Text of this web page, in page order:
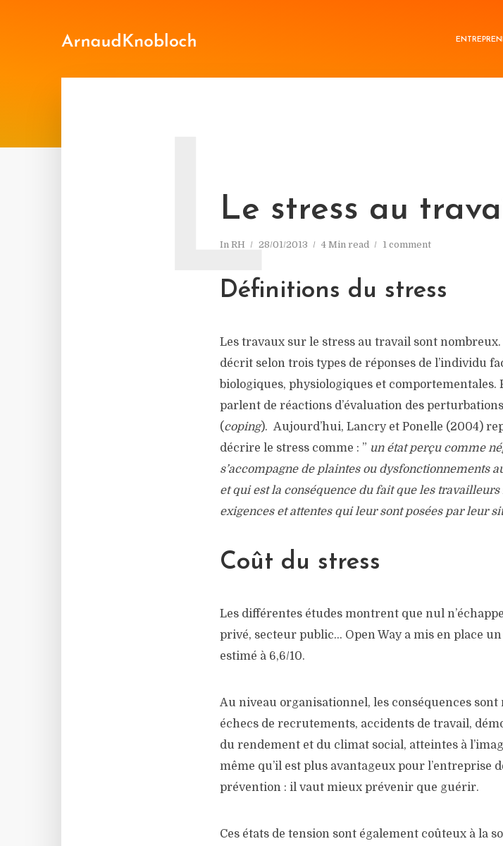
Le stress au
In RH 28/01/2013 4 Min read 1 comment
L
Définitions du stress
Les travaux sur le stress au travail sont
décrit selon trois types de réponses de l’individu
biologiques, physiologiques et comportementales.
parlent de réactions d’évaluation des
(coping). Aujourd’hui, Lancry et Ponelle (2004)
décrire le stress comme : ” un état perçu comme
s’accompagne de plaintes ou dysfonctionnements
et qui est la conséquence du fait que les
exigences et attentes qui leur sont posées par leur
Coût du stress
Les différentes études montrent que nul
privé, secteur public… Open Way a mis en place
estimé à 6,6/10.
Au niveau organisationnel, les conséquences
échecs de recrutements, accidents de travail,
du rendement et du climat social, atteintes à
même qu’il est plus avantageux pour l’entreprise
prévention : il vaut mieux prévenir que guérir.
Ces états de tension sont également coûteux à la